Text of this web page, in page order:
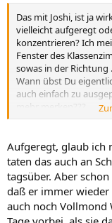
Das mit Joshi, ist ja
vielleicht aufgeregt
konzentrieren? Ich
Fenster des
sowas in der Richtung
Wann übst Du
auch einfach zu
mehr merken???
Aufgeregt, glaub ich
taten das auch an
tagsüber. Aber
daß er immer
auch noch Vollmond